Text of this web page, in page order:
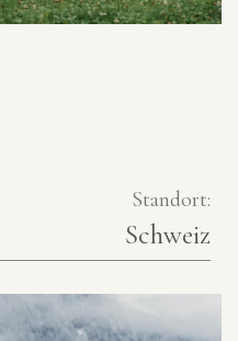
Standort:
Schweiz